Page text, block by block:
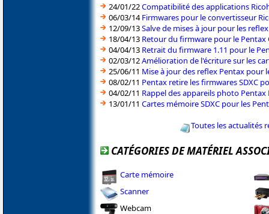
24/01/22Compatibilité des applications
06/03/14Firmwares pour le convertisseur
12/09/13Salve de mises à jour pour les
18/04/13 Retour du firmware pour le Pentax
04/04/13 Retrait du firmware 1.11 pour le
02/03/12Amélioration de l'écriture sur les
25/06/11 Mise à jour des reflex Pentax pour
08/02/11 Pentax retire les firmwares SDXC
04/02/11 Rappel des appareils photo Pentax
13/01/11 Cartes mémoire SDXC pour les
Toutes les actualités
CATÉGORIES DE MATÉRIEL
Carte mémoire
Scanner
Webcam